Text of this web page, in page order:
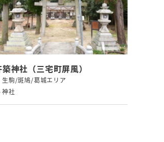
神社（三宅町屏風）
生駒/斑鳩/葛城エリア
神社